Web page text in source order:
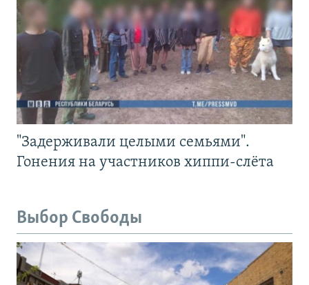
"Задерживали целыми семьями".
Гонения на участников хиппи-слёта
Выбор Свободы